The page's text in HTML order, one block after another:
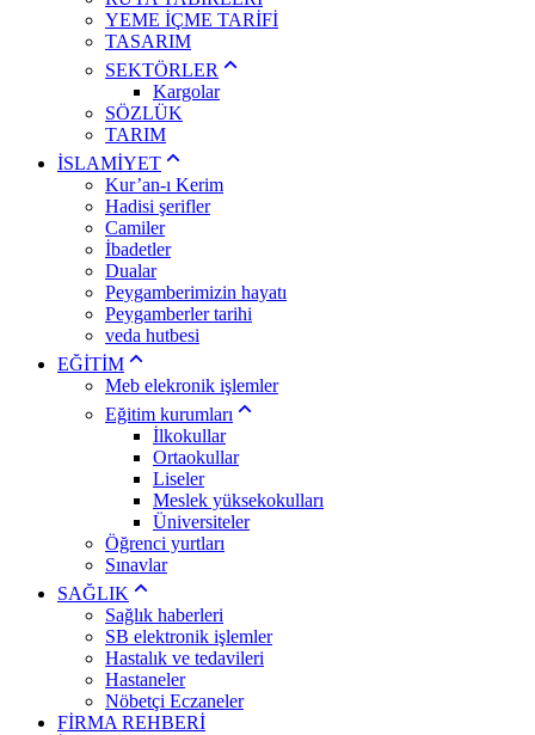
YEME İÇME TARİFİ
TASARIM
SEKTÖRLER
Kargolar
SÖZLÜK
TARIM
İSLAMİYET
Kur’an-ı Kerim
Hadisi şerifler
Camiler
İbadetler
Dualar
Peygamberimizin hayatı
Peygamberler tarihi
veda hutbesi
EĞİTİM
Meb elekronik işlemler
Eğitim kurumları
İlkokullar
Ortaokullar
Liseler
Meslek yüksekokulları
Üniversiteler
Öğrenci yurtları
Sınavlar
SAĞLIK
Sağlık haberleri
SB elektronik işlemler
Hastalık ve tedavileri
Hastaneler
Nöbetçi Eczaneler
FİRMA REHBERİ